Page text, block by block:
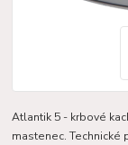
Atlantik 5 - krbové
mastenec. Technické